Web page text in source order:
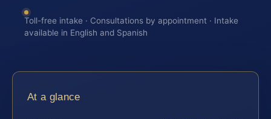
Toll-free intake · Consultations by appointment · Intake
available in English and Spanish
At a glance